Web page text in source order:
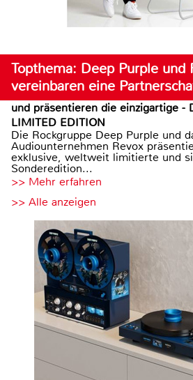
Topthema: Deep Purple und
vereinbaren eine
und präsentieren die einzigartige -
LIMITED EDITION
Die Rockgruppe Deep Purple und
Audiounternehmen Revox
exklusive, weltweit limitierte und
Sonderedition...
>> Mehr erfahren
>> Alle anzeigen